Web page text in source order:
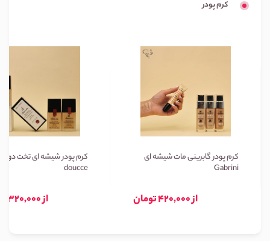
کرم پودر
کرم پودر گابرینی مات شیشه ای
Gabrini
از 420,000 تومان
کرم پودر شیشه ای تخت
doucce
از 320,000 تومان